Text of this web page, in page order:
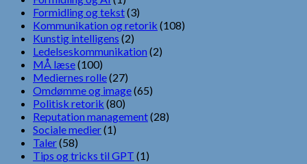
Formidling og tekst(3)
Kommunikation og retorik (108)
Kunstig intelligens (2)
Ledelseskommunikation (2)
MÅ læse(100)
Mediernes rolle(27)
Omdømme og image(65)
Politisk retorik (80)
Reputation management(28)
Sociale medier(1)
Taler(58)
Tips og tricks til GPT (1)